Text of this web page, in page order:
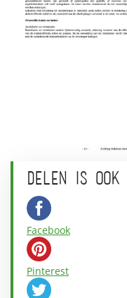
DELEN IS OOK
Facebook
Pinterest